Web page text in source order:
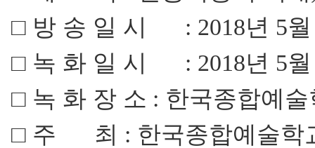
□ 방 송 일 시
: 2018년 5
□ 녹 화 일 시
: 2018년 5
□ 녹 화 장 소 : 한국종합예
□ 주 최 : 한국종합예술학